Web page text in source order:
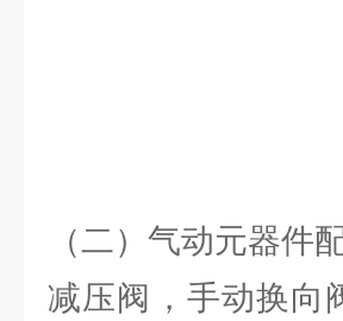
（二）气动元器件
减压阀，手动换向